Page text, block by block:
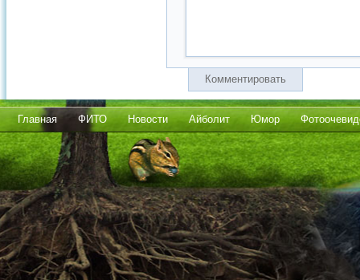
Комментировать
Главная ФИТО Новости Айболит Юмор